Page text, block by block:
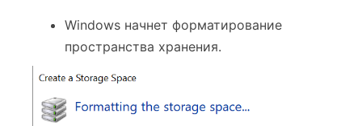
Windows начнет форматирование
пространства хранения.